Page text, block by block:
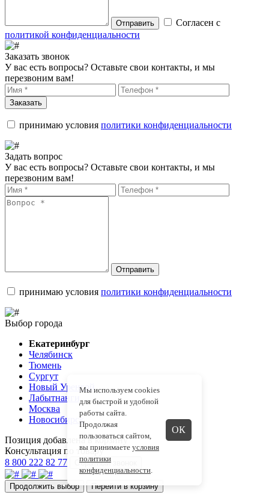
Отправить
Согласен с
политикой конфиденциальности
Заказать звонок
У вас есть вопросы? Оставьте свои контакты, и мы
перезвоним вам!
Заказать
принимаю условия политики конфиденциальности
Задать вопрос
У вас есть вопросы? Оставьте свои контакты, и мы
перезвоним вам!
Отправить
принимаю условия политики конфиденциальности
Выбор города
Екатеринбург
Челябинск
Тюмень
Сургут
Новый Уренгой
Лабытнанги
Москва
Новосибирск
Позиция добавлена в корзину
Консультация по товару
8 800 222 82 77
Обратный звонок
Продолжить выбор Перейти в корзину
Мы используем cookies
для быстрой и удобной
работы сайта.
Продолжая
пользоваться сайтом,
вы принимаете условия
политики
конфиденциальности.
ОК